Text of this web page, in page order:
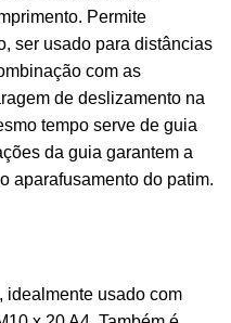
Permite
ser usado para distâncias
com as
de deslizamento na
tempo serve de guia
da guia garantem a
aparafusamento do patim.
idealmente usado com